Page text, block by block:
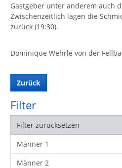
Gastgeber unter anderem auch
Zwischenzeitlich lagen die
zurück (19:30).
Dominique Wehrle von der
Zurück
Filter
Filter zurücksetzen
Männer 1
Männer 2